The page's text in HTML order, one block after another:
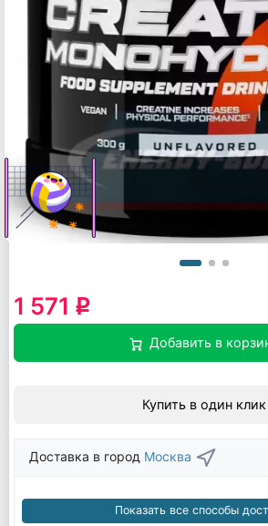
1 571 q
Добавить в
Купить в один клик
Доставка в город Москва
Показать все способы